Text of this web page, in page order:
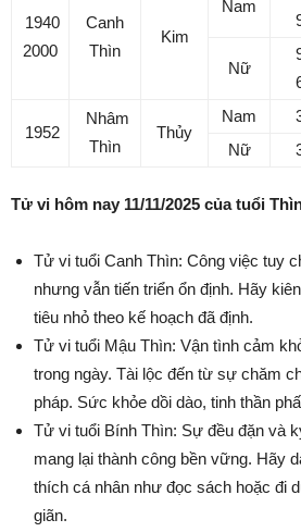
1940
2000
Canh
Thìn
Kim
Nam
Nữ
1952
Nhâm
Thìn
Thủy
Nam
Nữ
Tử vi hôm nay 11/11/2025 của tuổi
Tử vi tuổi Canh Thìn: Công việc tuy
nhưng vẫn tiến triển ổn định. Hãy
tiêu nhỏ theo kế hoạch đã định.
Tử vi tuổi Mậu Thìn: Vận tình cảm
trong ngày. Tài lộc đến từ sự chăm
pháp. Sức khỏe dồi dào, tinh thần
Tử vi tuổi Bính Thìn: Sự đều đặn và
mang lại thành công bền vững. Hãy
thích cá nhân như đọc sách hoặc đi
giãn.